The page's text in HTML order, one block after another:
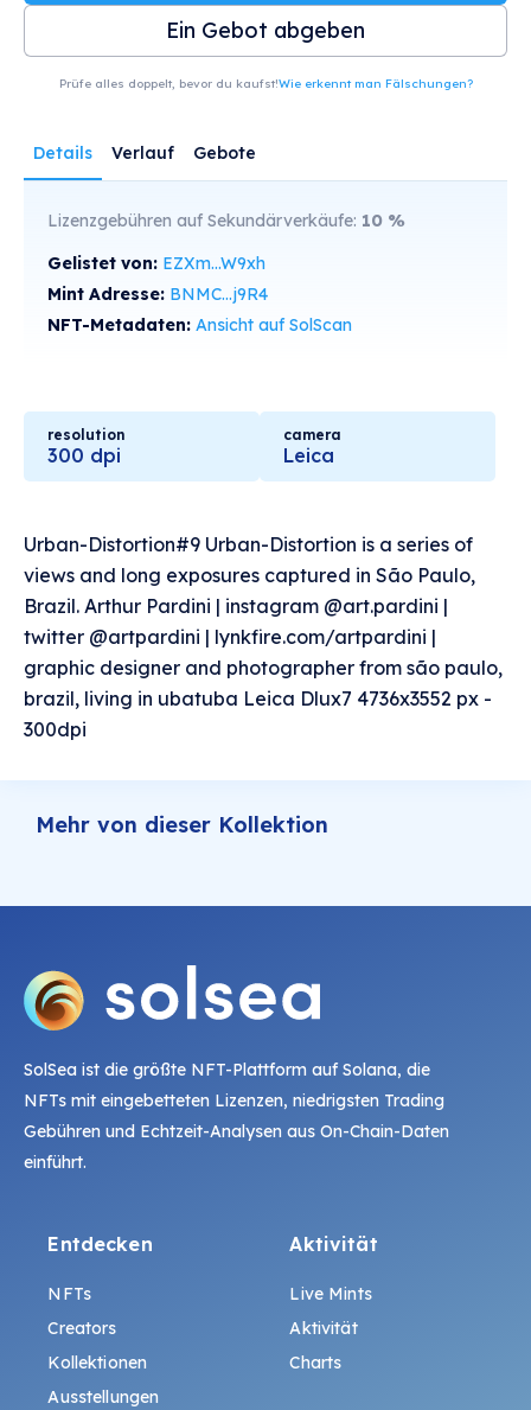
Ein Gebot abgeben
Prüfe alles doppelt, bevor du kaufst!Wie erkennt man Fälschungen?
Details Verlauf Gebote
Lizenzgebühren auf Sekundärverkäufe: 10 %
Gelistet von: EZXm...W9xh
Mint Adresse: BNMC...j9R4
NFT-Metadaten: Ansicht auf SolScan
resolution
300 dpi
camera
Leica
Urban-Distortion#9 Urban-Distortion is a series of
views and long exposures captured in São Paulo,
Brazil. Arthur Pardini | instagram @art.pardini |
twitter @artpardini | lynkfire.com/artpardini |
graphic designer and photographer from são paulo,
brazil, living in ubatuba Leica Dlux7 4736x3552 px -
300dpi
Mehr von dieser Kollektion
SolSea ist die größte NFT-Plattform auf Solana, die
NFTs mit eingebetteten Lizenzen, niedrigsten Trading
Gebühren und Echtzeit-Analysen aus On-Chain-Daten
einführt.
Entdecken
NFTs
Creators
Kollektionen
Ausstellungen
Aktivität
Live Mints
Aktivität
Charts